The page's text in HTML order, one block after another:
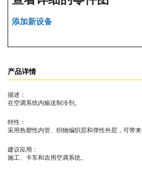
添加新设备
产品详情
描述：
在空调系统内输送制冷剂。
特性：
采用热塑性内管、织物编织层和弹性外层，可带来
建议应用：
施工、卡车和农用空调系统。